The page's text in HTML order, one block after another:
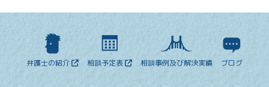
弁護士の紹介 相談予定表 相談事例及び解決実績 ブログ